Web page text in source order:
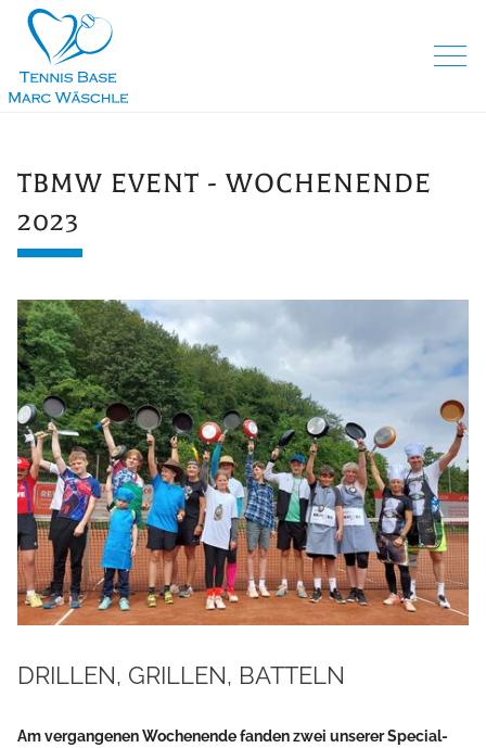
TBMW EVENT - WOCHENENDE
2023
DRILLEN, GRILLEN, BATTELN
Am vergangenen Wochenende fanden zwei unserer Special-